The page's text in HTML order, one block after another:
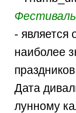
Фестиваль
- является
наиболее
Дата
лунному